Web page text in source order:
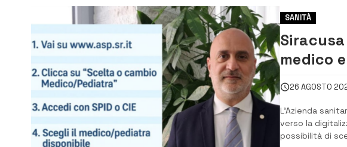
SANITÀ
medico
online
26 AGOSTO
L’Azienda
verso la
possibilità di